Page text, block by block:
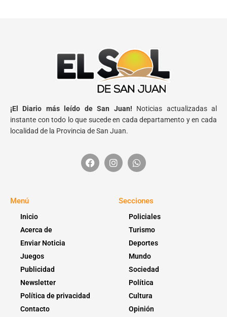
¡El Diario más leído de San Juan! Noticias actualizadas al
instante con todo lo que sucede en cada departamento y en cada
localidad de la Provincia de San Juan.
Menú
Inicio
Acerca de
Enviar Noticia
Juegos
Publicidad
Newsletter
Política de privacidad
Contacto
Secciones
Policiales
Turismo
Deportes
Mundo
Sociedad
Política
Cultura
Opinión